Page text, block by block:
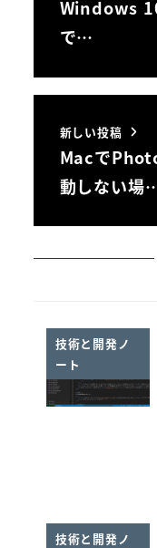
Windows
で…
新しい投稿
Macで
動しない場
技術と開発ノ
ート
技術と開発ノ